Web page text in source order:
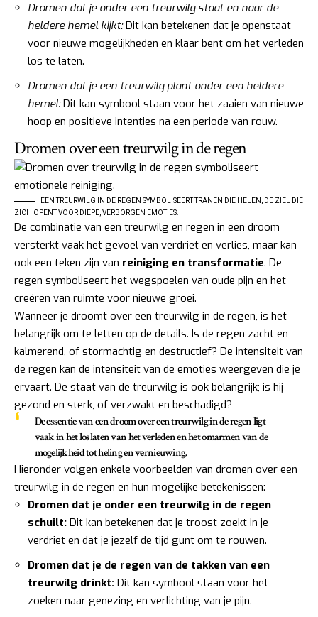
Dromen dat je onder een treurwilg staat en naar de
heldere hemel kijkt:Dit kan betekenen dat je openstaat
voor nieuwe mogelijkheden en klaar bent om het verleden
los te laten.
Dromen dat je een treurwilg plant onder een heldere
hemel:Dit kan symbool staan voor het zaaien van nieuwe
hoop en positieve intenties na een periode van rouw.
Dromen over een treurwilg in de regen
EEN TREURWILG IN DE REGEN SYMBOLISEERT TRANEN DIE HELEN, DE ZIEL DIE
ZICH OPENT VOOR DIEPE, VERBORGEN EMOTIES.
De combinatie van een treurwilg en regen in een droom
versterkt vaak het gevoel van verdriet en verlies, maar kan
ook een teken zijn van reiniging en transformatie. De
regen symboliseert het wegspoelen van oude pijn en het
creëren van ruimte voor nieuwe groei.
Wanneer je droomt over een treurwilg in de regen, is het
belangrijk om te letten op de details. Is de regen zacht en
kalmerend, of stormachtig en destructief? De intensiteit van
de regen kan de intensiteit van de emoties weergeven die je
ervaart. De staat van de treurwilg is ook belangrijk; is hij
gezond en sterk, of verzwakt en beschadigd?
De essentie van een droom over een treurwilg in de regen ligt
vaak in het loslaten van het verleden en het omarmen van de
mogelijkheid tot heling en vernieuwing.
Hieronder volgen enkele voorbeelden van dromen over een
treurwilg in de regen en hun mogelijke betekenissen:
Dromen dat je onder een treurwilg in de regen
schuilt: Dit kan betekenen dat je troost zoekt in je
verdriet en dat je jezelf de tijd gunt om te rouwen.
Dromen dat je de regen van de takken van een
treurwilg drinkt: Dit kan symbool staan voor het
zoeken naar genezing en verlichting van je pijn.